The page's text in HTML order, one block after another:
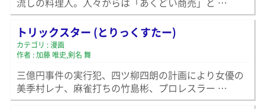
トリックスター (とりっくすたー)
カテゴリ : 漫画
作者 : 加藤 唯史,剣名 舞
三億円事件の実行犯、四ツ柳四朗の計画により女優の
美季村レナ、麻雀打ちの竹島彬、プロレスラー …